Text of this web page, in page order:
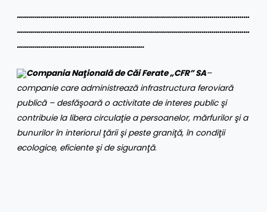
………………………………………………………………………………………………………
………………………………………………………………………………………………………
……………………………………………………….
Compania Naţională de Căi Ferate „CFR” SA–
companie care administrează infrastructura feroviară
publică – desfăşoară o activitate de interes public şi
contribuie la libera circulaţie a persoanelor, mărfurilor şi a
bunurilor în interiorul ţării şi peste graniţă, în condiţii
ecologice, eficiente şi de siguranţă.